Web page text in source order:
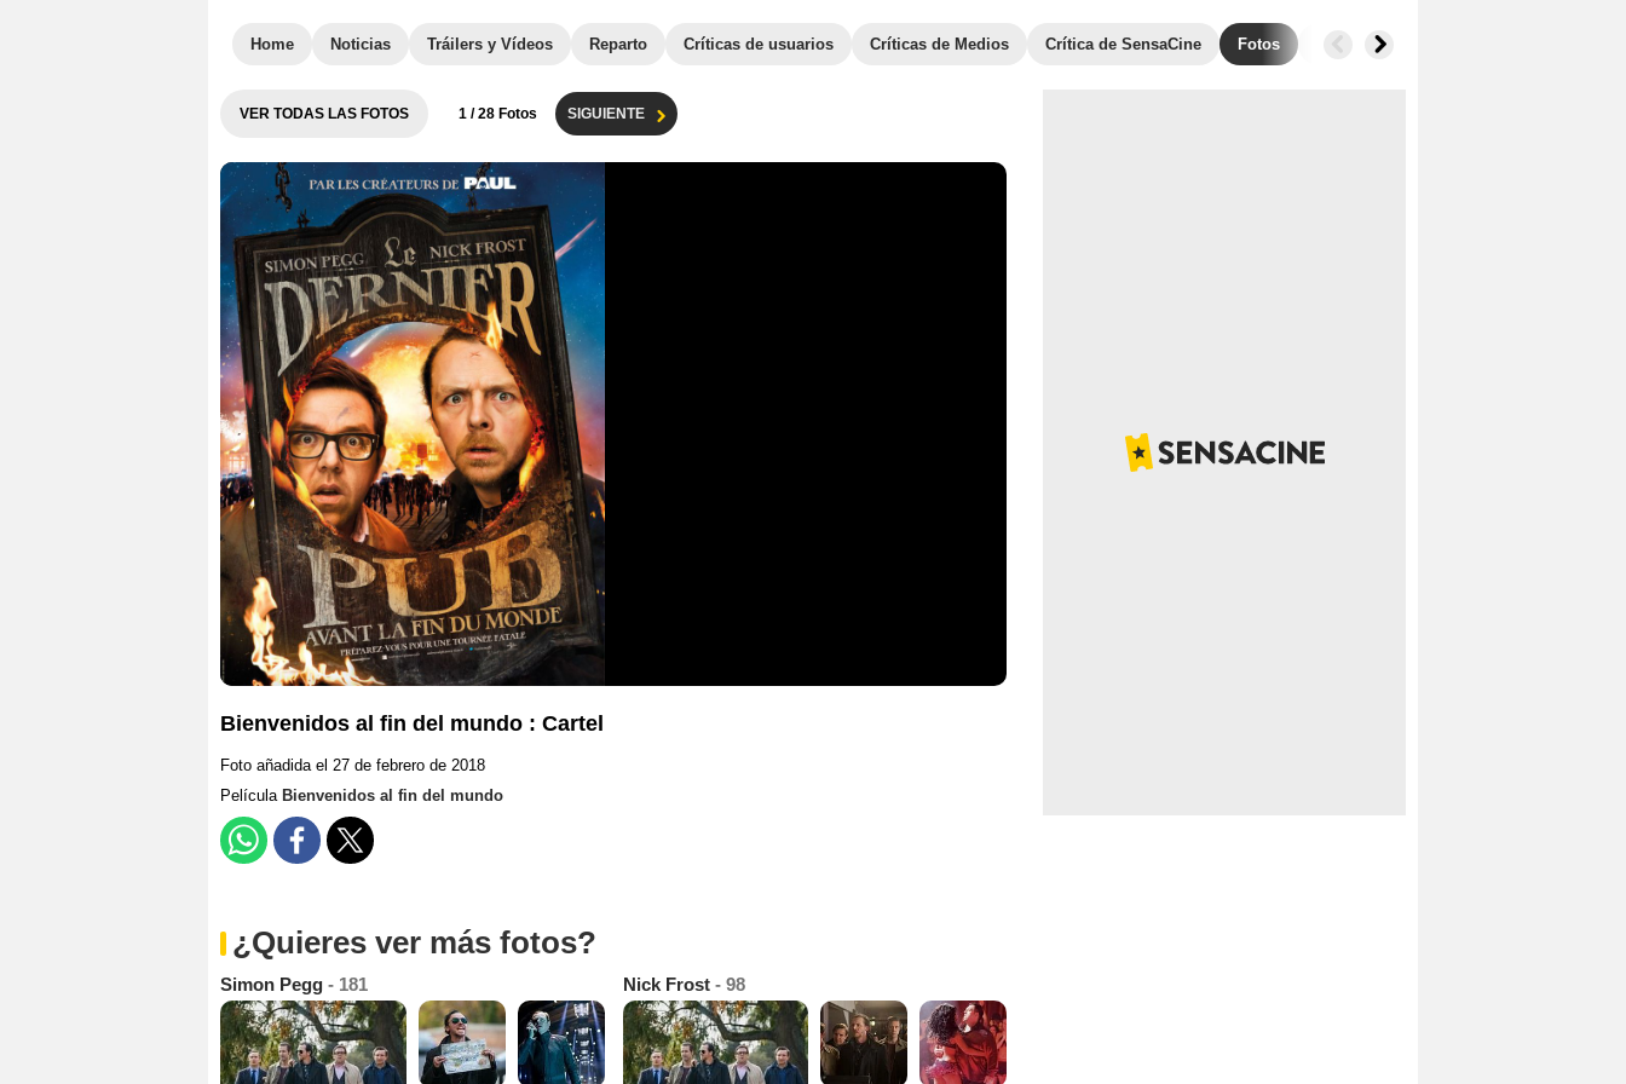
Home Noticias Tráilers y Vídeos Reparto Críticas de usuarios Críticas de Medios Crítica de SensaCine Fotos Banda sonora
VER TODAS LAS FOTOS 1 / 28 Fotos SIGUIENTE
Bienvenidos al fin del mundo : Cartel
Foto añadida el 27 de febrero de 2018
Película Bienvenidos al fin del mundo
¿Quieres ver más fotos?
Simon Pegg - 181 Nick Frost - 98